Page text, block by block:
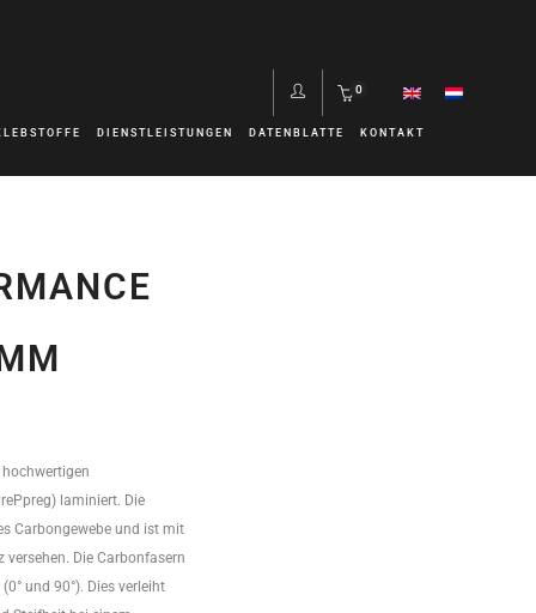
0
DIENSTLEISTUNGEN DATENBLATTE KONTAKT
hochwertigen
laminiert. Die
Carbongewebe und ist mit
versehen. Die Carbonfasern
und 90°). Dies verleiht